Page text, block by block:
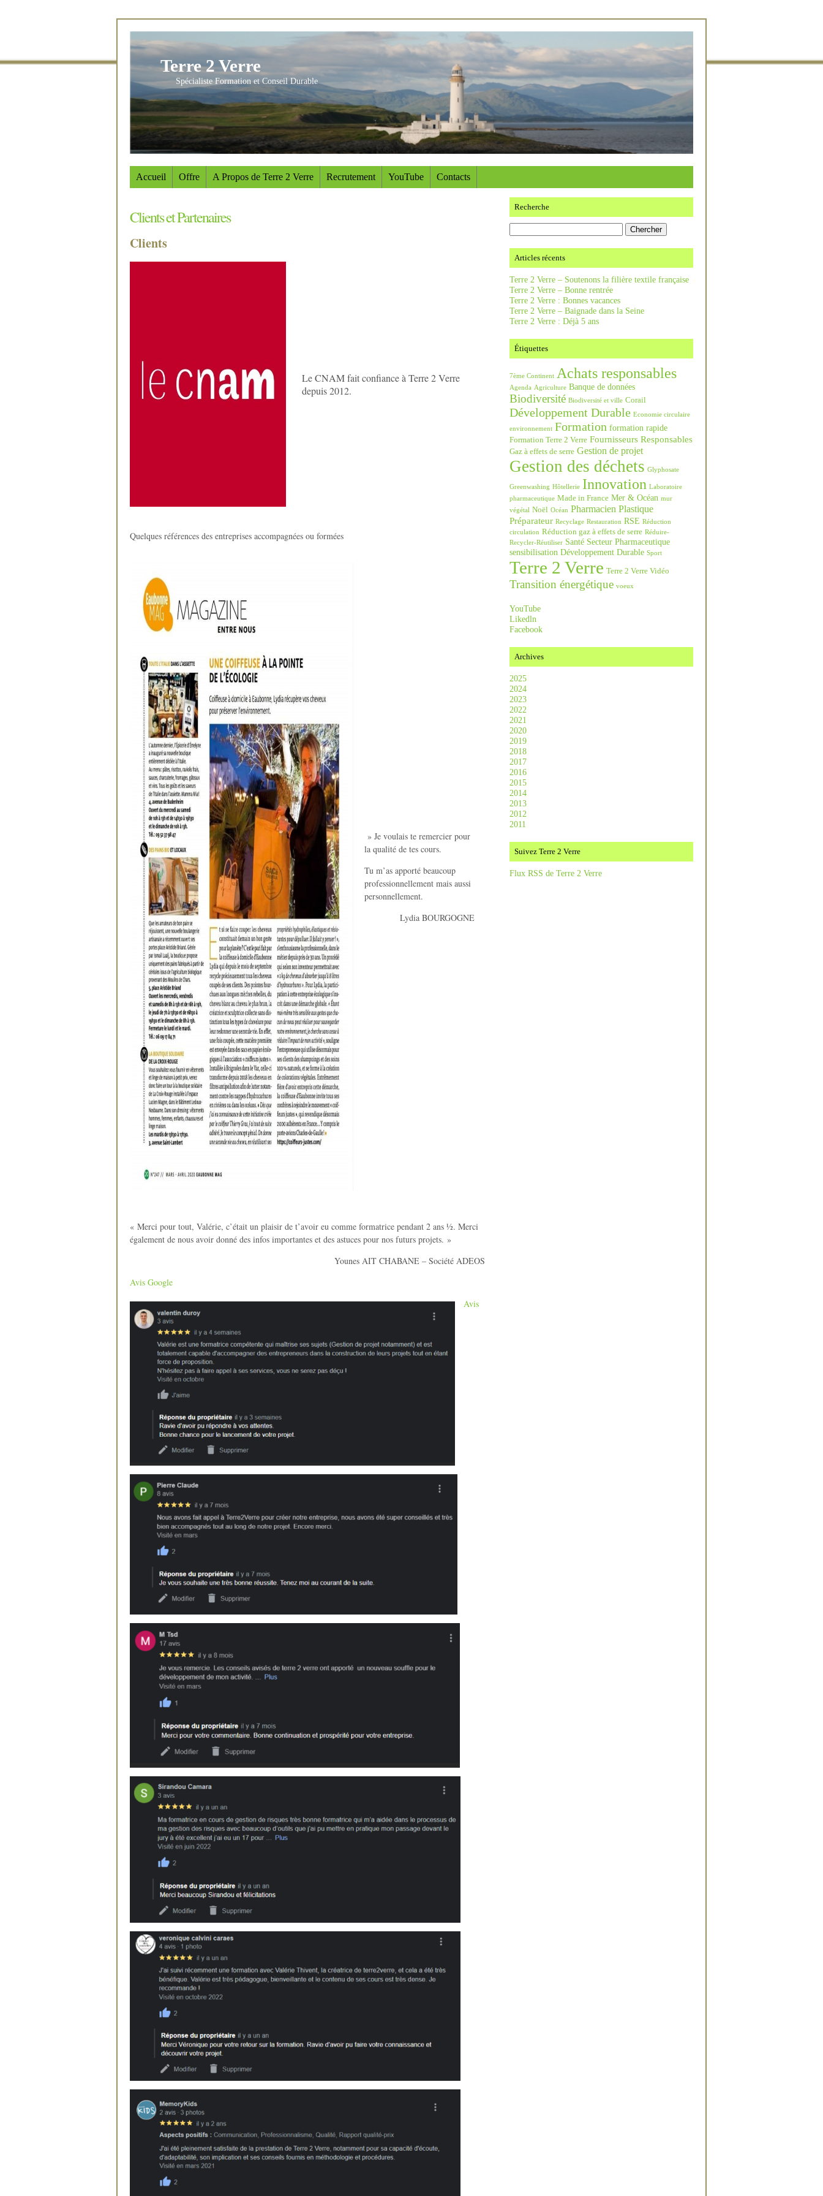
Terre 2 Verre
Spécialiste Formation et Conseil Durable
Accueil Offre A Propos de Terre 2 Verre Recrutement YouTube Contacts
Clients et Partenaires
Clients
Le CNAM fait confiance à Terre 2 Verre
depuis 2012.
Quelques références des entreprises accompagnées ou formées
» Je voulais te remercier pour
la qualité de tes cours.
Tu m’as apporté beaucoup
professionnellement mais aussi
personnellement.
Lydia BOURGOGNE
« Merci pour tout, Valérie, c’était un plaisir de t’avoir eu comme formatrice pendant 2 ans ½. Merci
également de nous avoir donné des infos importantes et des astuces pour nos futurs projets. »
Younes AIT CHABANE – Société ADEOS
Avis Google
Avis
Recherche
Articles récents
Terre 2 Verre – Soutenons la filière textile française
Terre 2 Verre – Bonne rentrée
Terre 2 Verre : Bonnes vacances
Terre 2 Verre – Baignade dans la Seine
Terre 2 Verre : Déjà 5 ans
Étiquettes
7ème Continent Achats responsables
Agenda Agriculture Banque de données
Biodiversité Biodiversité et ville Corail
Développement Durable Economie circulaire
environnement Formation formation rapide
Formation Terre 2 Verre Fournisseurs Responsables
Gaz à effets de serre Gestion de projet
Gestion des déchets Glyphosate
Greenwashing Hôtellerie Innovation Laboratoire
pharmaceutique Made in France Mer & Océan mur
végétal Noël Océan Pharmacien Plastique
Préparateur Recyclage Restauration RSE Réduction
circulation Réduction gaz à effets de serre Réduire-
Recycler-Réutiliser Santé Secteur Pharmaceutique
sensibilisation Développement Durable Sport
Terre 2 Verre Terre 2 Verre Vidéo
Transition énergétique voeux
YouTube
Likedln
Facebook
Archives
2025
2024
2023
2022
2021
2020
2019
2018
2017
2016
2015
2014
2013
2012
2011
Suivez Terre 2 Verre
Flux RSS de Terre 2 Verre